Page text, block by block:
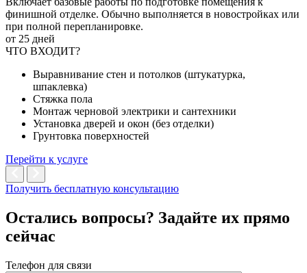
финишной отделке. Обычно выполняется в новостройках или
при полной перепланировке.
от 25 дней
ЧТО ВХОДИТ?
Выравнивание стен и потолков (штукатурка,
шпаклевка)
Стяжка пола
Монтаж черновой электрики и сантехники
Установка дверей и окон (без отделки)
Грунтовка поверхностей
Перейти к услуге
Получить бесплатную консультацию
Остались вопросы? Задайте их прямо
сейчас
Телефон для связи